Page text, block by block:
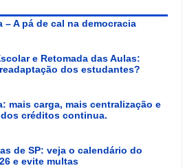
– A pá de cal na democracia
e Retomada das Aulas:
dos estudantes?
mais carga, mais centralização e
créditos continua.
de SP: veja o calendário do
e evite multas